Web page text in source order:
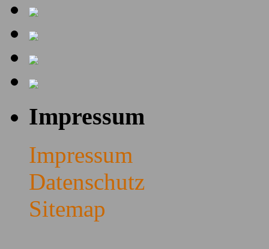
Impressum
Impressum
Datenschutz
Sitemap